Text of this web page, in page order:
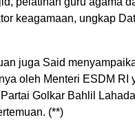
keagamaan, ungkap
juga Said
oleh Menteri ESDM RI
Golkar Bahlil
(**)